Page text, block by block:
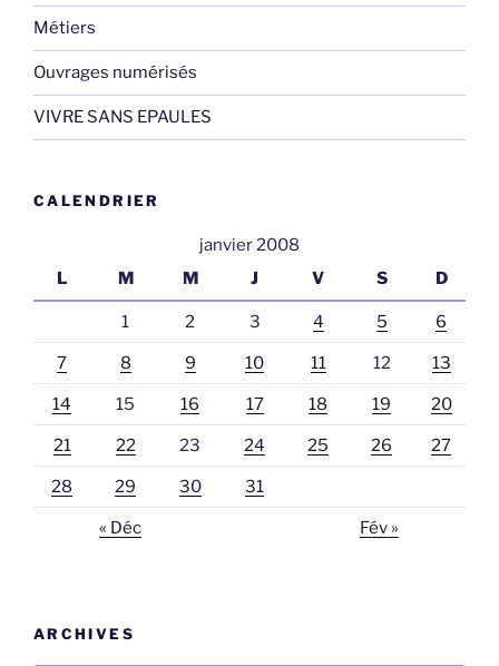
Métiers
Ouvrages numérisés
VIVRE SANS EPAULES
CALENDRIER
janvier 2008
L
M M J V S D
1 2 3 4 5 6
7 8 9 10 11 12 13
14 15 16 17 18 19 20
21 22 23 24 25 26 27
28 29 30 31
« Déc Fév »
ARCHIVES